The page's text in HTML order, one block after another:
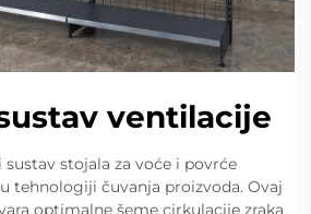
ventilacije
stojala za voće i povrće
tehnologiji čuvanja proizvoda. Ovaj